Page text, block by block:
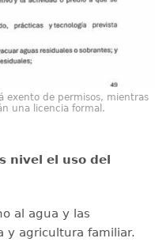
exento de permisos, mientras
una licencia formal.
nivel el uso del
al agua y las
y agricultura familiar.